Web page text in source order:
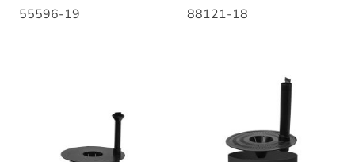
H45CM
55596-19
RUKA D25* H21
88121-18